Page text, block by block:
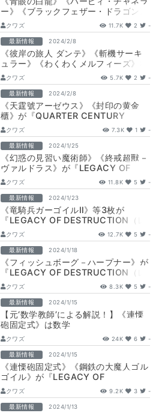
ー》《ブラックフェザー・ドラゴン》
などが『QUARTER CENTURY C…
クワズ 11.7K 2 -
最新情報 2024/2/8
《彼岸の旅人 ダンテ》《斬機サーキ
ュラー》《わくわくメルフィーズ》な
どが『QUARTER CENTURY CH…
クワズ 5.7K 2 -
最新情報 2024/2/8
《天霆號アーゼウス》《封印の黄金
櫃》が『QUARTER CENTURY
CHRONICLE（クォーター・センチ…
クワズ 7.3K 1 -
最新情報 2024/1/25
《幻惑の見習い魔術師》《終戒超獸－
ヴァルドラス》が『LEGACY OF
DESTRUCTION（レガシー・オブ…
クワズ 11.8K 5 -
最新情報 2024/1/23
《竜騎兵ガーゴイルⅡ》等3枚が
『LEGACY OF DESTRUCTION（レ
ガシー・オブ・デストラクション）…
クワズ 12.7K 5 -
最新情報 2024/1/18
《フィッシュボーグ－ハープナー》が
『LEGACY OF DESTRUCTION（レ
ガシー・オブ・デストラクショ…
クワズ 8.3K 5 -
最新情報 2024/1/15
【元‘数学教師’による解説！】《連慄
砲固定式》は数学
クワズ 24K 6 -
最新情報 2024/1/15
《連慄砲固定式》《鋼鉄の大魔人ゴル
ゴイル》が『LEGACY OF
DESTRUCTION（レガシー・オブ・
デス…
クワズ 9.2K 3 -
最新情報 2024/1/13